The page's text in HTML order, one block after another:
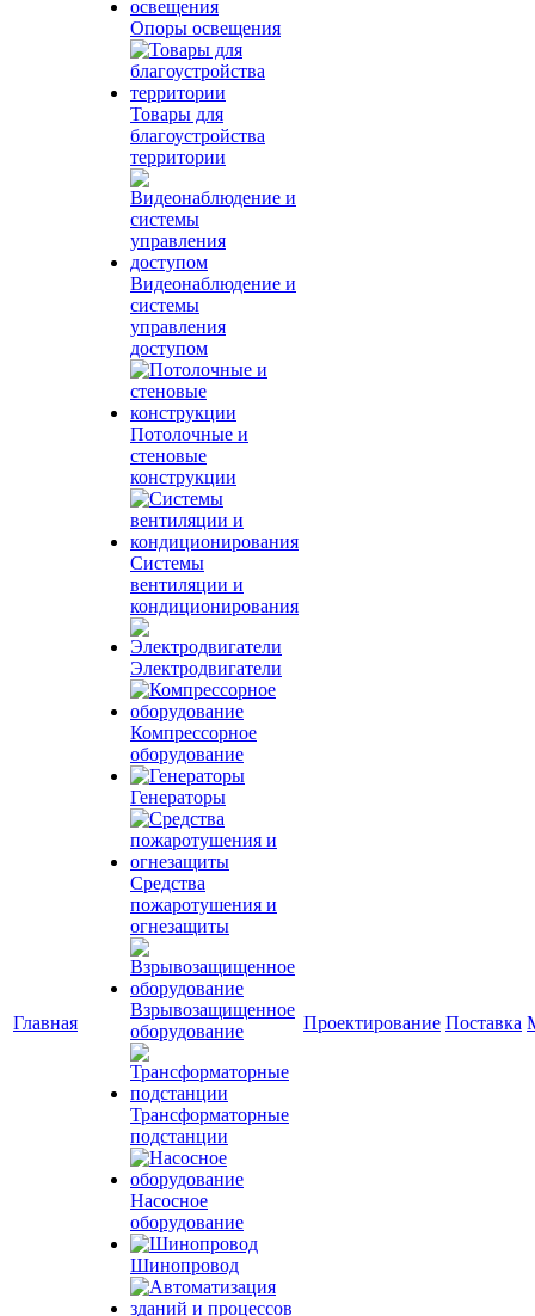
Главная
Опоры освещения
Товары для
благоустройства
территории
Видеонаблюдение и
системы
управления
доступом
Потолочные и
стеновые
конструкции
Системы
вентиляции и
кондиционирования
Электродвигатели
Компрессорное
оборудование
Генераторы
Средства
пожаротушения и
огнезащиты
Взрывозащищенное
оборудование
Трансформаторные
подстанции
Насосное
оборудование
Шинопровод
Проектирование Поставка